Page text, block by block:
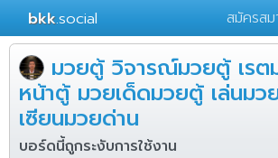
bkk.social สมัครส
มวยตู้ วิจารณ์มวยตู้ เร
หน้าตู้ มวยเด็ดมวยตู้ เล่นม
เซียนมวยด่าน
บอร์ดนี้ถูกระงับการใช้งาน